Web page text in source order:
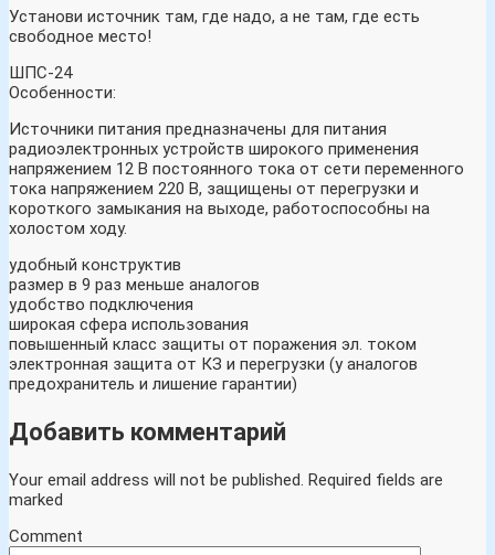
Установи источник там, где надо, а не там, где есть
свободное место!
ШПС-24
Особенности:
Источники питания предназначены для питания
радиоэлектронных устройств широкого применения
напряжением 12 В постоянного тока от сети переменного
тока напряжением 220 В, защищены от перегрузки и
короткого замыкания на выходе, работоспособны на
холостом ходу.
удобный конструктив
размер в 9 раз меньше аналогов
удобство подключения
широкая сфера использования
повышенный класс защиты от поражения эл. током
электронная защита от КЗ и перегрузки (у аналогов
предохранитель и лишение гарантии)
Добавить комментарий
Your email address will not be published. Required fields are
marked
Comment